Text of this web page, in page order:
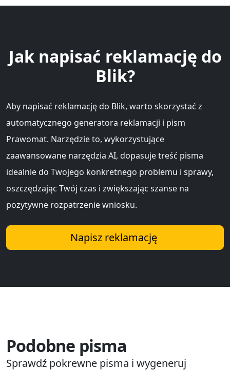
Jak napisać reklamację do
Blik?
Aby napisać reklamację do Blik, warto skorzystać z
automatycznego generatora reklamacji i pism
Prawomat. Narzędzie to, wykorzystujące
zaawansowane narzędzia AI, dopasuje treść pisma
idealnie do Twojego konkretnego problemu i sprawy,
oszczędzając Twój czas i zwiększając szanse na
pozytywne rozpatrzenie wniosku.
Napisz reklamację
Podobne pisma
Sprawdź pokrewne pisma i wygeneruj